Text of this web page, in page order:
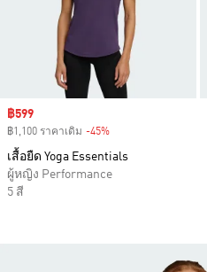
Sale price
฿599
฿1,100 ราคาเดิม -45%
เสื้อยืด Yoga Essentials
ผู้หญิง Performance
5 สี